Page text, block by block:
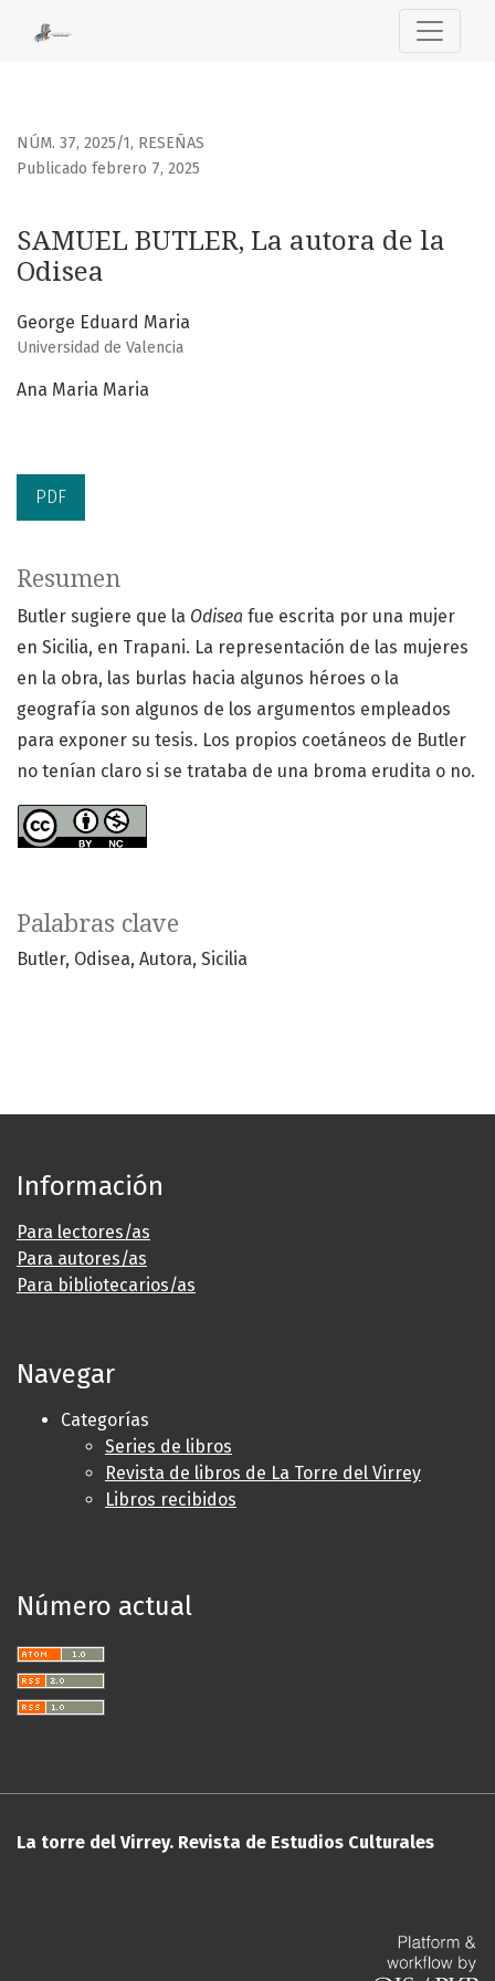
NÚM. 37, 2025/1, RESEÑAS
SAMUEL BUTLER, La autora de la
Odisea
Publicado febrero 7, 2025
George Eduard Maria
Universidad de Valencia
Ana Maria Maria
PDF
Palabras clave
Butler Odisea Autora Sicilia
Resumen
Butler sugiere que la Odisea fue escrita por una mujer
en Sicilia, en Trapani. La representación de las mujeres
en la obra, las burlas hacia algunos héroes o la
geografía son algunos de los argumentos empleados
para exponer su tesis. Los propios coetáneos de Butler
no tenían claro si se trataba de una broma erudita o no.
Información
Para lectores/as
Para autores/as
Para bibliotecarios/as
Navegar
Categorías
Series de libros
Revista de libros de La Torre del Virrey
Libros recibidos
Número actual
La torre del Virrey. Revista de Estudios Culturales